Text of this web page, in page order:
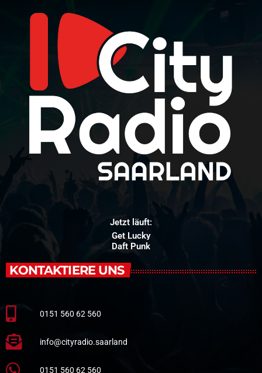
Jetzt läuft:
Get Lucky
Daft Punk
KONTAKTIERE UNS
0151 560 62 560
info@cityradio.saarland
0151 560 62 560